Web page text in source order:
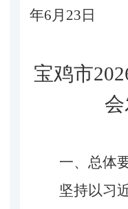
年6月23日
宝鸡市
会
一、总体
坚持以习